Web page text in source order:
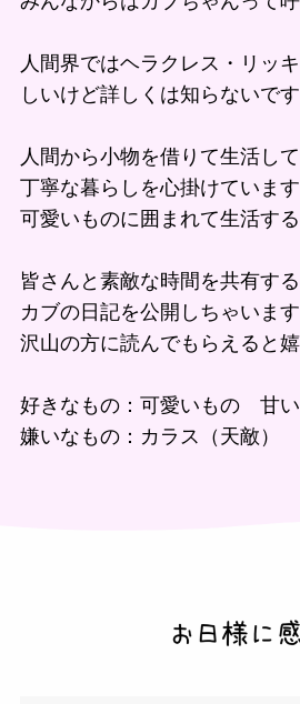
人間界ではヘラクレス・リッ
しいけど詳しくは知らないです
人間から小物を借りて生活して
丁寧な暮らしを心掛けています
可愛いものに囲まれて生活す
皆さんと素敵な時間を共有す
カブの日記を公開しちゃいます
沢山の方に読んでもらえると嬉
好きなもの：可愛いもの 甘
嫌いなもの：カラス（天敵）